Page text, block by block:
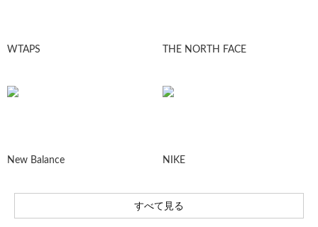
WTAPS THE NORTH FACE
New Balance NIKE
すべて見る